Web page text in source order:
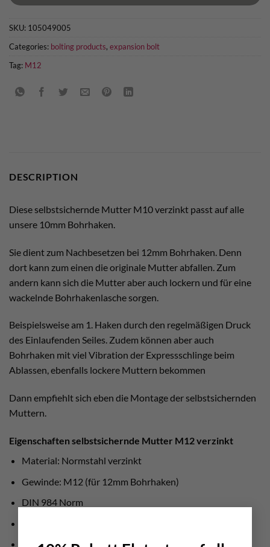
SKU: 105049005
Categories: bolting products, expansion bolt
Tag: M12
DESCRIPTION
Diese selbstsichernde Mutter M10 verzinkt passt auf alle
unsere 10mm Bohrhaken.
Sie dient zum Nachbesetzen bei 12mm Bohrhaken. Denn
dort kann zum einen die originale Mutter abfallen. Zum
andern kann sich die Mutter aber auch lockern und für eine
wackelnde Bohrhakenlasche sorgen.
Beispielsweise am 1. Haken durch den regelmäßigen Druck
des Einlaufenden Seiles. Zudem können aber auch
Bohrhaken mit viel Vibration der Expressschlinge beim
Ablassen, ebenfalls lockere Muttern bekommen
Dann empfiehlt sich eben die Montage der selbstsichernden
Muttern.
Eigenschaften selbstsichernde Mutter M12 verzinkt
Material: Normstahl verzinkt
Gewinde: M12 (für 12mm Bohrhaken)
DIN 984 Norm
Verpackungseinheit: 10 Stück